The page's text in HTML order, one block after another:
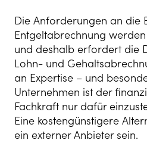
Die Anforderungen an die
Entgeltabrechnung
und deshalb erfordert die
Lohn- und
an Expertise – und
Unternehmen ist der
Fachkraft nur dafür
Eine kostengünstigere
ein externer Anbieter sein.